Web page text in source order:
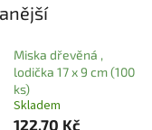
Miska dřevěná ,
lodička 17 x 9 cm (100
ks)
Skladem
122,70 Kč